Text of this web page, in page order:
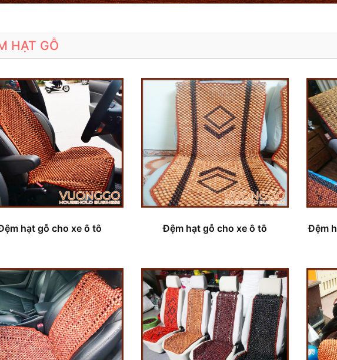
HẠT GỖ
hạt gỗ cho xe ô tô Đệm hạt gỗ cho xe ô tô Đệm